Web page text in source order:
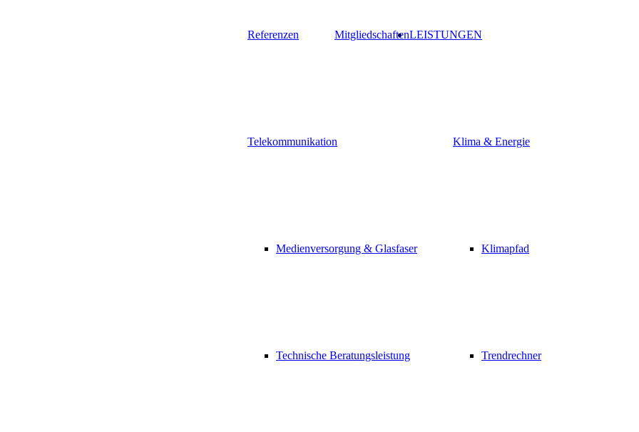
Referenzen MitgliedschaftenLEISTUNGEN
Telekommunikation
Medienversorgung & Glasfaser
Technische Beratungsleistung
Klima & Energie
Klimapfad
Trendrechner